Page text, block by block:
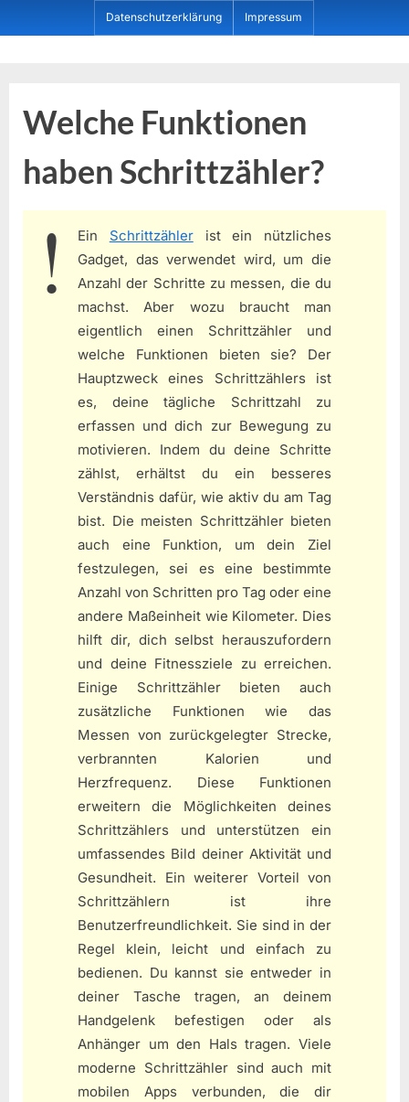
to
Datenschutzerklärung Impressum
Welche Funktionen
haben Schrittzähler?
Ein Schrittzählerist ein nützliches
Gadget, das verwendet wird, um die
Anzahl der Schritte zu messen, die du
machst. Aber wozu braucht man
eigentlich einen Schrittzähler und
welche Funktionen bieten sie? Der
Hauptzweck eines Schrittzählers ist
es, deine tägliche Schrittzahl zu
erfassen und dich zur Bewegung zu
motivieren. Indem du deine Schritte
zählst, erhältst du ein besseres
Verständnis dafür, wie aktiv du am Tag
bist. Die meisten Schrittzähler bieten
auch eine Funktion, um dein Ziel
festzulegen, sei es eine bestimmte
Anzahl von Schritten pro Tag oder eine
andere Maßeinheit wie Kilometer. Dies
hilft dir, dich selbst herauszufordern
und deine Fitnessziele zu erreichen.
Einige Schrittzähler bieten auch
zusätzliche Funktionen wie das
Messen von zurückgelegter Strecke,
verbrannten Kalorien und
Herzfrequenz. Diese Funktionen
erweitern die Möglichkeiten deines
Schrittzählers und unterstützen ein
umfassendes Bild deiner Aktivität und
Gesundheit. Ein weiterer Vorteil von
Schrittzählern ist ihre
Benutzerfreundlichkeit. Sie sind in der
Regel klein, leicht und einfach zu
bedienen. Du kannst sie entweder in
deiner Tasche tragen, an deinem
Handgelenk befestigen oder als
Anhänger um den Hals tragen. Viele
moderne Schrittzähler sind auch mit
mobilen Apps verbunden, die dir